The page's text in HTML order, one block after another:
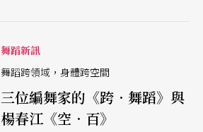
舞蹈新訊
舞蹈跨領域，身體跨空間
三位編舞家的《跨．舞蹈》與
楊春江《空．百》